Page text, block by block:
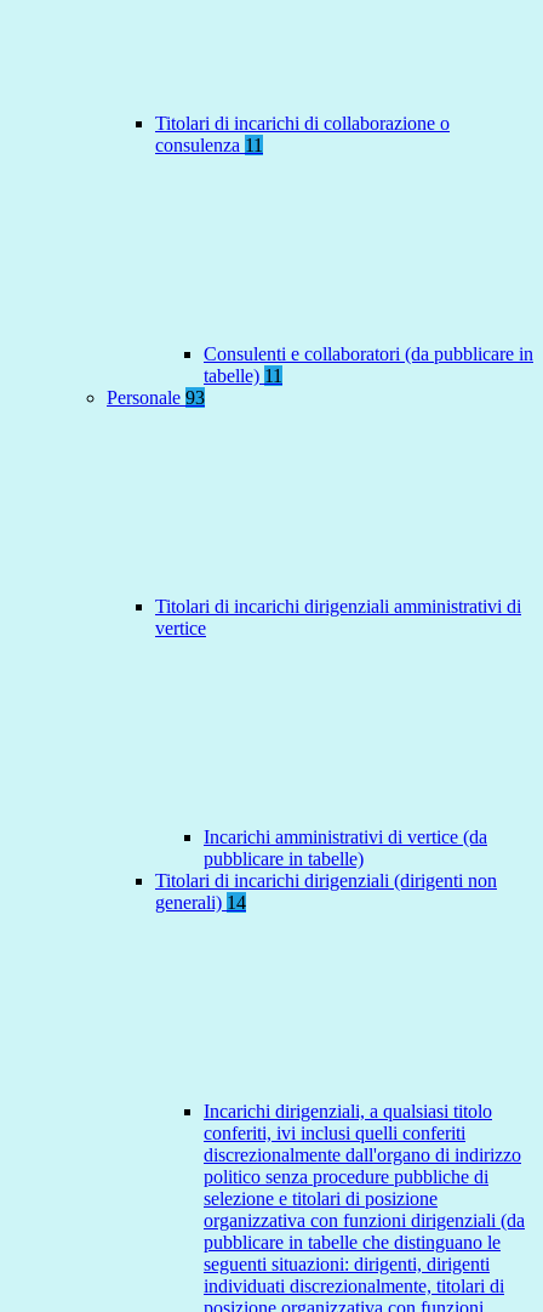
Titolari di incarichi di collaborazione o
consulenza 11
Consulenti e collaboratori (da pubblicare in
tabelle) 11
Personale 93
Titolari di incarichi dirigenziali amministrativi di
vertice
Incarichi amministrativi di vertice (da
pubblicare in tabelle)
Titolari di incarichi dirigenziali (dirigenti non
generali) 14
Incarichi dirigenziali, a qualsiasi titolo
conferiti, ivi inclusi quelli conferiti
discrezionalmente dall'organo di indirizzo
politico senza procedure pubbliche di
selezione e titolari di posizione
organizzativa con funzioni dirigenziali (da
pubblicare in tabelle che distinguano le
seguenti situazioni: dirigenti, dirigenti
individuati discrezionalmente, titolari di